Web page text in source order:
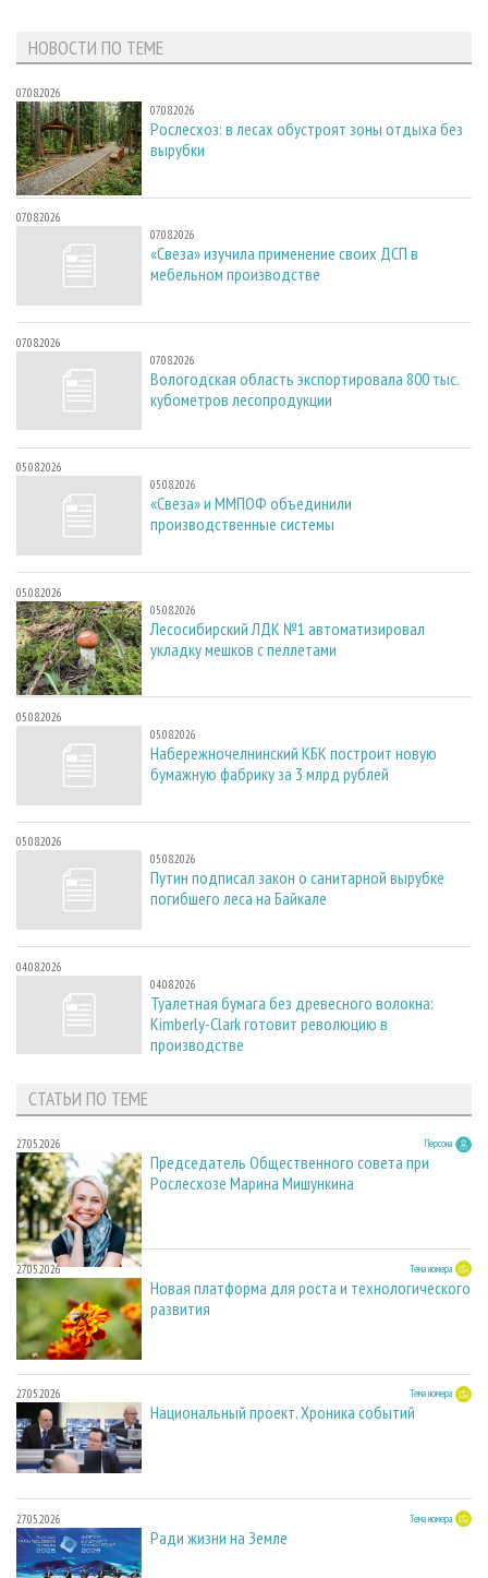
НОВОСТИ ПО ТЕМЕ
07.08.2026
07.08.2026
Рослесхоз: в лесах обустроят зоны отдыха без
вырубки
07.08.2026
07.08.2026
«Свеза» изучила применение своих ДСП в
мебельном производстве
07.08.2026
07.08.2026
Вологодская область экспортировала 800 тыс.
кубометров лесопродукции
05.08.2026
05.08.2026
«Свеза» и ММПОФ объединили
производственные системы
05.08.2026
05.08.2026
Лесосибирский ЛДК №1 автоматизировал
укладку мешков с пеллетами
05.08.2026
05.08.2026
Набережночелнинский КБК построит новую
бумажную фабрику за 3 млрд рублей
05.08.2026
05.08.2026
Путин подписал закон о санитарной вырубке
погибшего леса на Байкале
04.08.2026
04.08.2026
Туалетная бумага без древесного волокна:
Kimberly-Clark готовит революцию в
производстве
СТАТЬИ ПО ТЕМЕ
27.05.2026 Персона
Председатель Общественного совета при
Рослесхозе Марина Мишункина
27.05.2026 Тема номера
Новая платформа для роста и технологического
развития
27.05.2026 Тема номера
Национальный проект. Хроника событий
27.05.2026 Тема номера
Ради жизни на Земле